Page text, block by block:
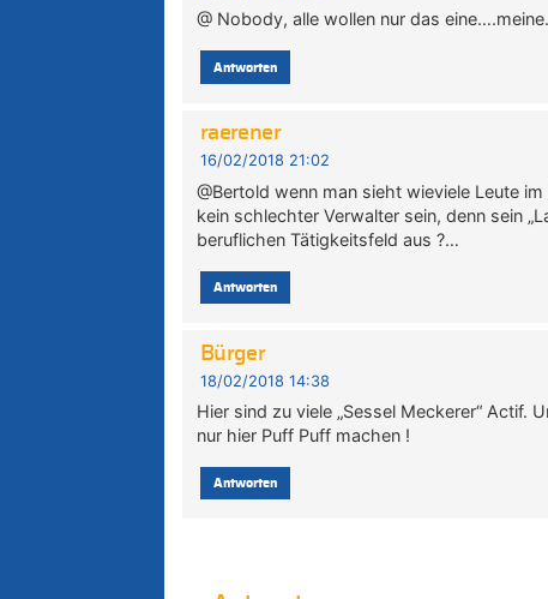
@ Nobody, alle wollen nur das
Antworten
raerener
16/02/2018 21:02
@Bertold wenn man sieht wieviele Leute
kein schlechter Verwalter sein, denn sein
beruflichen Tätigkeitsfeld aus ?…
Antworten
Bürger
18/02/2018 14:38
Hier sind zu viele „Sessel Meckerer“
nur hier Puff Puff machen !
Antworten